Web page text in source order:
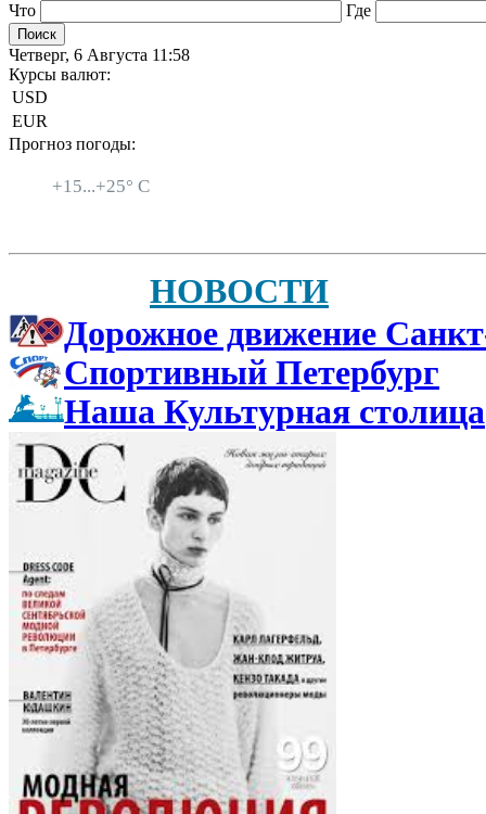
Что Где
Четверг, 6 Августа 11:58
Курсы валют:
USD
EUR
Прогноз погоды:
+15...+25° C
НОВОСТИ
Дорожное движение
Спортивный Петербург
Наша Культурная столица